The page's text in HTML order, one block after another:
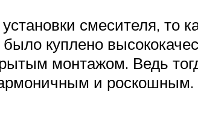
смесителя,
куплено
монтажом. Ведь
и роскошным.